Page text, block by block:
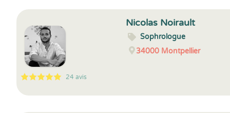
5
1
5
24 24 avis
Nicolas Noirault
Sophrologue
34000 Montpellier